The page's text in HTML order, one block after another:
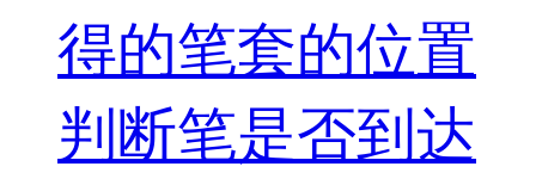
得的笔套的位置
判断笔是否到达